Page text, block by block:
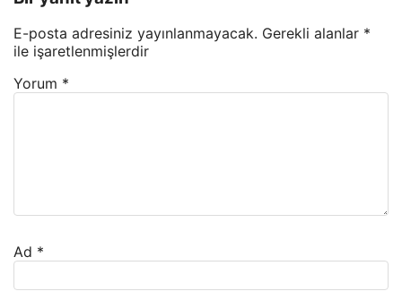
E-posta adresiniz yayınlanmayacak. Gerekli alanlar *
ile işaretlenmişlerdir
Yorum *
Ad *